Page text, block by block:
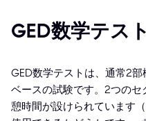
GED数学テス
GED数学テストは、通常2
ベースの試験です。2つの
憩時間が設けられています